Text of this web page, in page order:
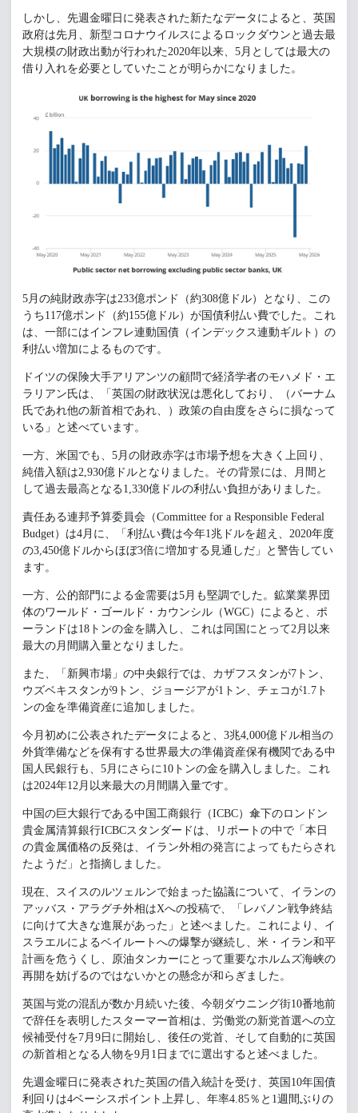
しかし、先週金曜日に発表された新たなデータによると、英国
政府は先月、新型コロナウイルスによるロックダウンと過去最
大規模の財政出動が行われた2020年以来、5月としては最大の
借り入れを必要としていたことが明らかになりました。
5月の純財政赤字は233億ポンド（約308億ドル）となり、この
うち117億ポンド（約155億ドル）が国債利払い費でした。これ
は、一部にはインフレ連動国債（インデックス連動ギルト）の
利払い増加によるものです。
ドイツの保険大手アリアンツの顧問で経済学者のモハメド・エ
ラリアン氏は、「英国の財政状況は悪化しており、（バーナム
氏であれ他の新首相であれ、）政策の自由度をさらに損なって
いる」と述べています。
一方、米国でも、5月の財政赤字は市場予想を大きく上回り、
純借入額は2,930億ドルとなりました。その背景には、月間と
して過去最高となる1,330億ドルの利払い負担がありました。
責任ある連邦予算委員会（Committee for a Responsible Federal
Budget）は4月に、「利払い費は今年1兆ドルを超え、2020年度
の3,450億ドルからほぼ3倍に増加する見通しだ」と警告してい
ます。
一方、公的部門による金需要は5月も堅調でした。鉱業業界団
体のワールド・ゴールド・カウンシル（WGC）によると、ポ
ーランドは18トンの金を購入し、これは同国にとって2月以来
最大の月間購入量となりました。
また、「新興市場」の中央銀行では、カザフスタンが7トン、
ウズベキスタンが9トン、ジョージアが1トン、チェコが1.7ト
ンの金を準備資産に追加しました。
今月初めに公表されたデータによると、3兆4,000億ドル相当の
外貨準備などを保有する世界最大の準備資産保有機関である中
国人民銀行も、5月にさらに10トンの金を購入しました。これ
は2024年12月以来最大の月間購入量です。
中国の巨大銀行である中国工商銀行（ICBC）傘下のロンドン
貴金属清算銀行ICBCスタンダードは、リポートの中で「本日
の貴金属価格の反発は、イラン外相の発言によってもたらされ
たようだ」と指摘しました。
現在、スイスのルツェルンで始まった協議について、イランの
アッバス・アラグチ外相はXへの投稿で、「レバノン戦争終結
に向けて大きな進展があった」と述べました。これにより、イ
スラエルによるベイルートへの爆撃が継続し、米・イラン和平
計画を危うくし、原油タンカーにとって重要なホルムズ海峡の
再開を妨げるのではないかとの懸念が和らぎました。
英国与党の混乱が数か月続いた後、今朝ダウニング街10番地前
で辞任を表明したスターマー首相は、労働党の新党首選への立
候補受付を7月9日に開始し、後任の党首、そして自動的に英国
の新首相となる人物を9月1日までに選出すると述べました。
先週金曜日に発表された英国の借入統計を受け、英国10年国債
利回りは4ベーシスポイント上昇し、年率4.85％と1週間ぶりの